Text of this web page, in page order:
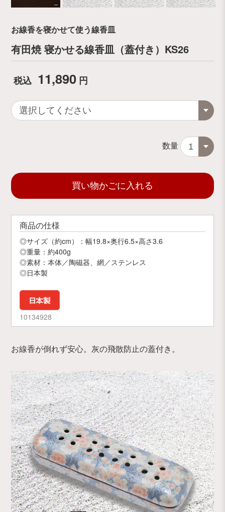
お線香を寝かせて使う線香皿
有田焼 寝かせる線香皿（蓋付き）KS26
税込 11,890 円
数量
買い物かごに入れる
商品の仕様
◎サイズ（約cm）：幅19.8×奥行6.5×高さ3.6
◎重量：約400g
◎素材：本体／陶磁器、網／ステンレス
◎日本製
10134928
お線香が倒れず安心。灰の飛散防止の蓋付き。